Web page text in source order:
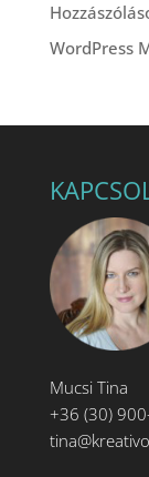
WordPress
Mucsi Tina
+36 (30)